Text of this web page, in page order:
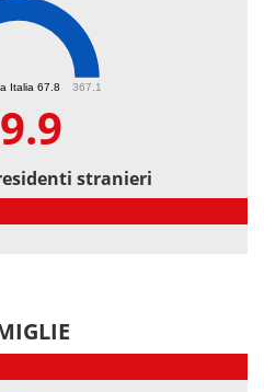
Italia 67.8 367.1
stranieri